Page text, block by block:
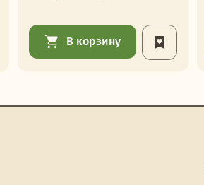
В корзину